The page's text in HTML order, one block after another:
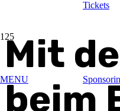
MENU
Tickets
Mit
beim